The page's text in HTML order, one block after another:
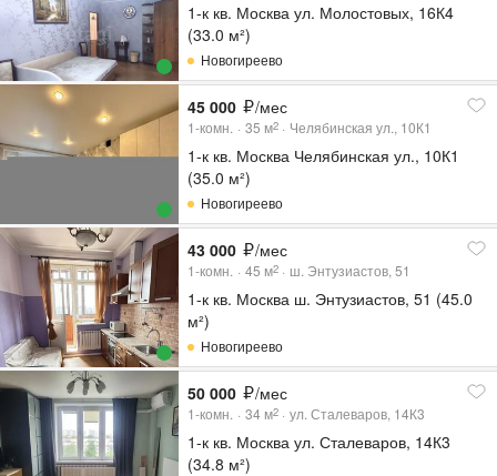
1-к кв. Москва ул. Молостовых, 16К4
(33.0 м²)
Новогиреево
45 000 /мес
1-комн. 35 м2 Челябинская ул., 10К1
1-к кв. Москва Челябинская ул., 10К1
(35.0 м²)
Новогиреево
43 000 /мес
1-комн. 45 м2 ш. Энтузиастов, 51
1-к кв. Москва ш. Энтузиастов, 51 (45.0
м²)
Новогиреево
50 000 /мес
1-комн. 34 м2 ул. Сталеваров, 14К3
1-к кв. Москва ул. Сталеваров, 14К3
(34.8 м²)